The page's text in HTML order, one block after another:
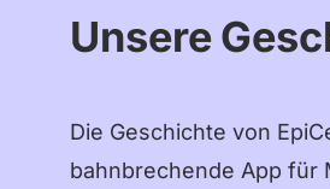
Unsere
Die Geschichte von
bahnbrechende App für